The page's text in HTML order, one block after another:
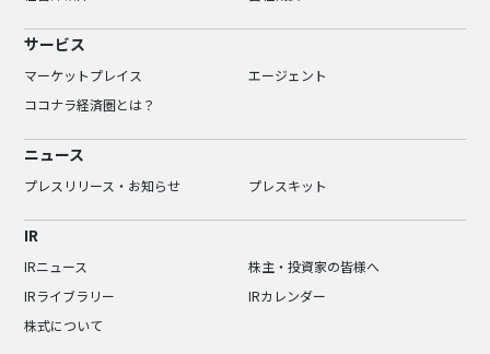
サービス
マーケットプレイス
エージェント
ココナラ経済圏とは？
ニュース
プレスリリース・お知らせ プレスキット
IR
IRニュース
株主・投資家の皆様へ
IRライブラリー
IRカレンダー
株式について